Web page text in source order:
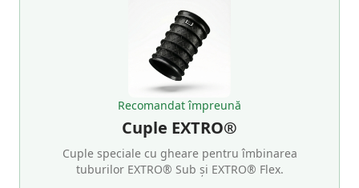
Recomandat împreună
Cuple EXTRO®
Cuple speciale cu gheare pentru îmbinarea
tuburilor EXTRO® Sub și EXTRO® Flex.